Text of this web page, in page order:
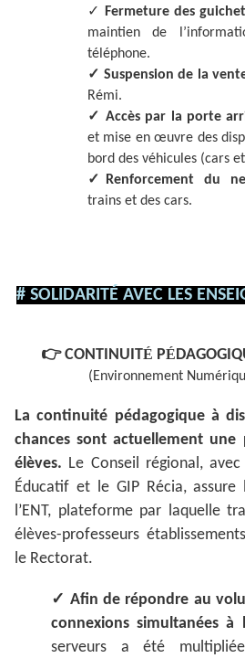
✓ Fermeture des
maintien de
téléphone.
✓ Suspension de la
Rémi.
✓ Accès par la porte
et mise en œuvre des
bord des véhicules (cars
✓ Renforcement du
trains et des cars.
# SOLIDARITÉ AVEC LES
👉 CONTINUITÉ PÉ
(Environnement
La continuité pédagogique à
chances sont actuellement
élèves. Le Conseil régional,
Éducatif et le GIP Récia,
l’ENT, plateforme par laquelle
élèves-professeurs
le Rectorat.
✓ Afin de répondre au
connexions simultanées à
serveurs a été